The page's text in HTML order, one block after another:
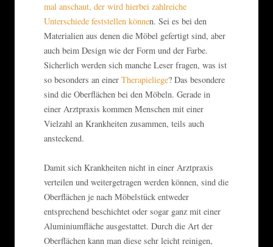
mal anschaut, der wird hierbei zahlreiche
Unterschiede feststellen können. Sei es bei den
Materialien aus denen die Möbel gefertigt sind, aber
auch beim Design wie der Form und der Farbe.
Sicherlich werden sich manche Leser fragen, was ist
so besonders an einer Therapieliege? Das besondere
sind die Oberflächen bei den Möbeln. Gerade in
einer Arztpraxis kommen Menschen mit einer
Vielzahl an Krankheiten zusammen, teils auch
ansteckend.
Damit sich Krankheiten nicht in einer Arztpraxis
verteilen und weitergetragen werden können, sind die
Oberflächen je nach Möbelstück entweder
entsprechend beschichtet oder sogar ganz mit einer
Aluminiumfläche ausgestattet. Durch die Art der
Oberflächen kann man diese sehr leicht reinigen,